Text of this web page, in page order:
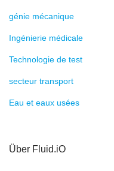
génie mécanique
Ingénierie médicale
Technologie de test
secteur transport
Eau et eaux usées
Über Fluid.iO